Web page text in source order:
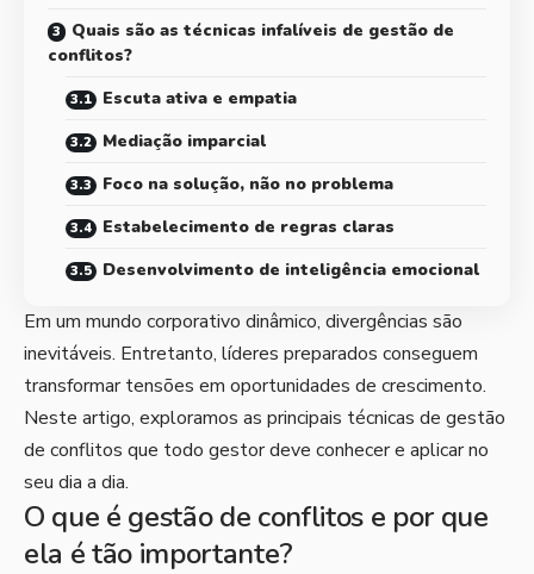
Quais são as técnicas infalíveis de gestão de
conflitos?
Escuta ativa e empatia
Mediação imparcial
Foco na solução, não no problema
Estabelecimento de regras claras
Desenvolvimento de inteligência emocional
Em um mundo corporativo dinâmico, divergências são
inevitáveis. Entretanto, líderes preparados conseguem
transformar tensões em oportunidades de crescimento.
Neste artigo, exploramos as principais técnicas de gestão
de conflitos que todo gestor deve conhecer e aplicar no
seu dia a dia.
O que é gestão de conflitos e por que
ela é tão importante?